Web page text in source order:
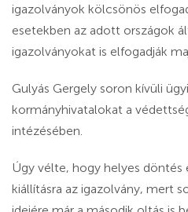
igazolványok kölcsönös
esetekben az adott országok
igazolványokat is elfogadják
Gulyás Gergely soron kívüli
kormányhivatalokat a
intézésében.
Úgy vélte, hogy helyes döntés
kiállításra az igazolvány, mert